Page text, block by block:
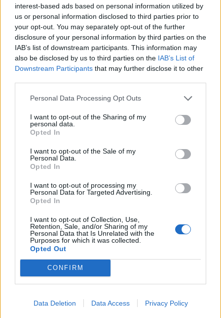
interest-based ads based on personal information utilized by
us or personal information disclosed to third parties prior to
your opt-out. You may separately opt-out of the further
disclosure of your personal information by third parties on the
IAB’s list of downstream participants. This information may
also be disclosed by us to third parties on the IAB’s List of
Downstream Participants that may further disclose it to other
Personal Data Processing Opt Outs
I want to opt-out of the Sharing of my
personal data.
Opted In
I want to opt-out of the Sale of my
Personal Data.
Opted In
I want to opt-out of processing my
Personal Data for Targeted Advertising.
Opted In
I want to opt-out of Collection, Use,
Retention, Sale, and/or Sharing of my
Personal Data that Is Unrelated with the
Purposes for which it was collected.
Opted Out
CONFIRM
Data Deletion Data Access Privacy Policy
Visual cues